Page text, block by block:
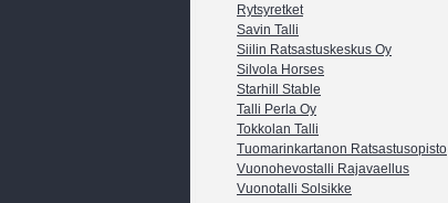
Rytsyretket
Savin Talli
Siilin Ratsastuskeskus Oy
Silvola Horses
Starhill Stable
Talli Perla Oy
Tokkolan Talli
Tuomarinkartanon Ratsastusopisto
Vuonohevostalli Rajavaellus
Vuonotalli Solsikke